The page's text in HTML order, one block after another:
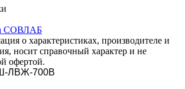
СОВЛАБ
о характеристиках, производителе и
носит справочный характер и не
офертой.
ЛВЖ-700В